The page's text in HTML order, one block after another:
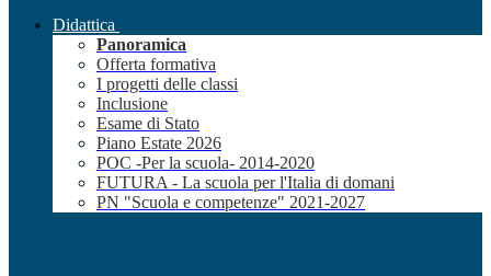
Didattica
Panoramica
Offerta formativa
I progetti delle classi
Inclusione
Esame di Stato
Piano Estate 2026
POC -Per la scuola- 2014-2020
FUTURA - La scuola per l'Italia di domani
PN "Scuola e competenze" 2021-2027